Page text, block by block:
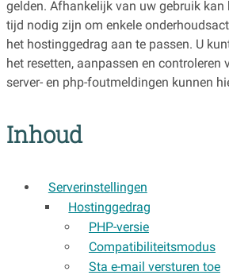
gelden. Afhankelijk van uw gebruik kan
tijd nodig zijn om enkele
het hostinggedrag aan te passen. U
het resetten, aanpassen en controleren
server- en php-foutmeldingen kunnen
Inhoud
Serverinstellingen
Hostinggedrag
PHP-versie
Compatibiliteitsmodus
Sta e-mail versturen toe